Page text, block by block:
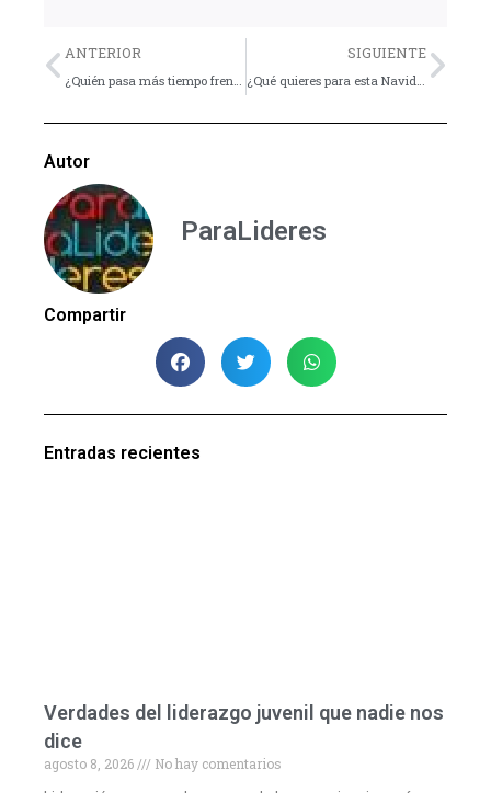
Previo
ANTERIOR
¿Quién pasa más tiempo frente a una pantalla: padres o adolescentes?
SIGUIENTE
¿Qué quieres para esta Navidad? – Consejo
Autor
ParaLideres
Compartir
Entradas recientes
Verdades del liderazgo juvenil que nadie nos
dice
agosto 8, 2026
No hay comentarios